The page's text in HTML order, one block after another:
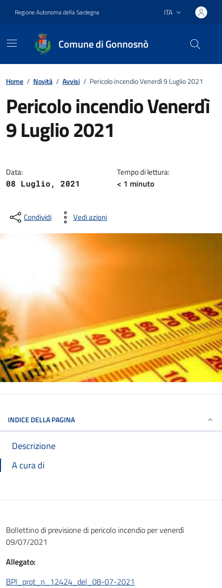
Regione Autonoma della Sardegna Lingua attiva:
ITA
Comune di Gonnosnò
Home / Novità / Avvisi / Pericolo incendio Venerdì 9 Luglio 2021
Pericolo incendio Venerdì
9 Luglio 2021
Data:
08 Luglio, 2021
Tempo di lettura:
< 1 minuto
Condividi Vedi azioni
INDICE DELLA PAGINA
Descrizione
A cura di
Bollettino di previsione di pericolo incendio per venerdì
09/07/2021
Allegato:
BPI_prot_n_12424_del_08-07-2021